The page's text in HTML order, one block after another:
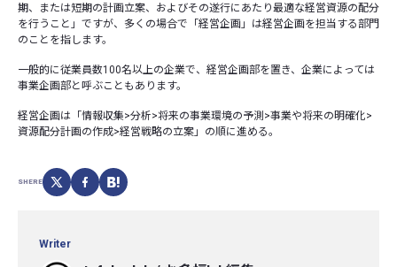
期、または短期の計画立案、およびその遂行にあたり最適な経営資源の配分
を行うこと」ですが、多くの場合で「経営企画」は経営企画を担当する部門
のことを指します。
一般的に従業員数100名以上の企業で、経営企画部を置き、企業によっては
事業企画部と呼ぶこともあります。
経営企画は「情報収集>分析>将来の事業環境の予測>事業や将来の明確化>
資源配分計画の作成>経営戦略の立案」の順に進める。
SHERE
Writer